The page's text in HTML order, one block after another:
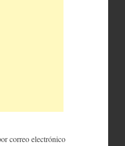
correo electrónico